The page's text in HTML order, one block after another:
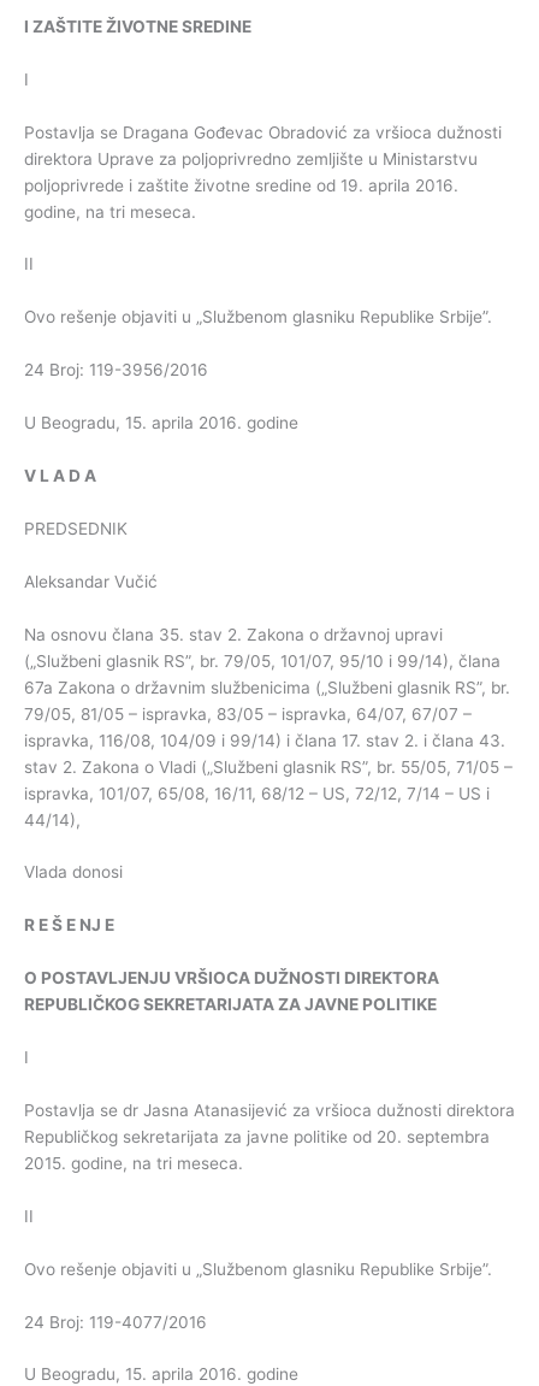
I ZAŠTITEŽIVOTNESREDINE
I
Postavlja se Dragana Gođevac Obradović za vršioca dužnosti
direktora Uprave za poljoprivredno zemljište u Ministarstvu
poljoprivrede i zaštite životne sredine od 19. aprila 2016.
godine, na tri meseca.
II
Ovo rešenje objaviti u „Službenom glasniku Republike Srbije”.
24 Broj: 119-3956/2016
U Beogradu, 15. aprila 2016. godine
V L A D A
PREDSEDNIK
Aleksandar Vučić
Na osnovu člana 35. stav 2. Zakona o državnoj upravi
(„Službeni glasnik RS”, br. 79/05, 101/07, 95/10 i 99/14), člana
67a Zakona o državnim službenicima („Službeni glasnik RS”, br.
79/05, 81/05 – ispravka, 83/05 – ispravka, 64/07, 67/07 –
ispravka, 116/08, 104/09 i 99/14) i člana 17. stav 2. i člana 43.
stav 2. Zakona o Vladi („Službeni glasnik RS”, br. 55/05, 71/05 –
ispravka, 101/07, 65/08, 16/11, 68/12 – US, 72/12, 7/14 – US i
44/14),
Vlada donosi
R EŠ E NJ E
O POSTAVLJENJU VRŠIOCA DUŽNOSTI DIREKTORA
REPUBLIČKOGSEKRETARIJATAZAJAVNE POLITIKE
I
Postavlja se dr Jasna Atanasijević za vršioca dužnosti direktora
Republičkog sekretarijata za javne politike od 20. septembra
2015. godine, na tri meseca.
II
Ovo rešenje objaviti u „Službenom glasniku Republike Srbije”.
24 Broj: 119-4077/2016
U Beogradu, 15. aprila 2016. godine